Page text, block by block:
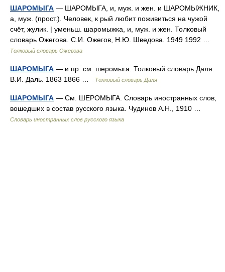
ШАРОМЫГА — ШАРОМЫГА, и, муж. и жен. и ШАРОМЫЖНИК,
а, муж. (прост.). Человек, к рый любит поживиться на чужой
счёт, жулик. | уменьш. шаромыжка, и, муж. и жен. Толковый
словарь Ожегова. С.И. Ожегов, Н.Ю. Шведова. 1949 1992 …
Толковый словарь Ожегова
ШАРОМЫГА — и пр. см. шеромыга. Толковый словарь Даля.
В.И. Даль. 1863 1866 …
Толковый словарь Даля
ШАРОМЫГА — См. ШЕРОМЫГА. Словарь иностранных слов,
вошедших в состав русского языка. Чудинов А.Н., 1910 …
Словарь иностранных слов русского языка